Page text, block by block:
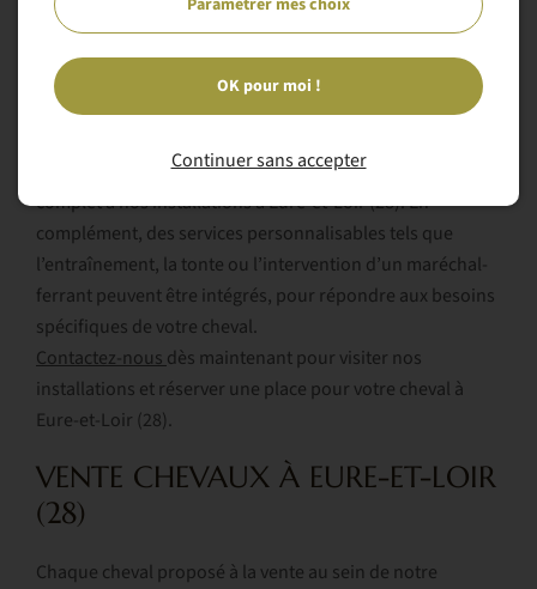
PENSION PRÉ-BOX À EURE-ET-LOIR (28)
Lapension pré-box, à 300€, combine le confort d’un box
profitent de foin à volonté, de granulés et de l’accès
complet à nos installations à Eure-et-Loir (28). En
complément, des services personnalisables tels que
l’entraînement, la tonte ou l’intervention d’un maréchal-
ferrant peuvent être intégrés, pour répondre aux besoins
spécifiques de votre cheval.
Contactez-nous dès maintenant pour visiter nos
installations et réserver une place pour votre cheval à
Eure-et-Loir (28).
VENTE CHEVAUX À EURE-ET-LOIR
(28)
Chaque cheval proposé à la vente au sein de notre
OK pour moi !
Continuer sans accepter